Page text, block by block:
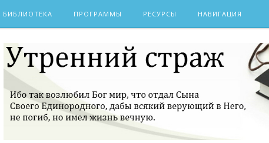
БИБЛИОТЕКА ПРОГРАММЫ РЕСУРСЫ НАВИГАЦИЯ